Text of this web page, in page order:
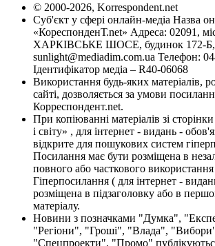
© 2000-2026, Korrespondent.net
Суб'єкт у сфері онлайн-медіа Назва
«КореспонденТ.net» Адреса: 02091,
ХАРКІВСЬКЕ ШОСЕ, будинок 172-Б,
sunlight@mediadim.com.ua Телефон:
Ідентифікатор медіа – R40-06068
Використання будь-яких матеріалів,
сайті, дозволяється за умови
Корреспондент.net.
При копіюванні матеріалів зі
і світу» , для інтернет - видань -
відкрите для пошукових систем
Посилання має бути розміщена в
повного або часткового використання
Гіперпосилання ( для інтернет -
розміщена в підзаголовку або в
матеріалу.
Новини з позначками "Думка",
"Регіони", "Гроші", "Влада",
"Спецпроекти", "Промо"